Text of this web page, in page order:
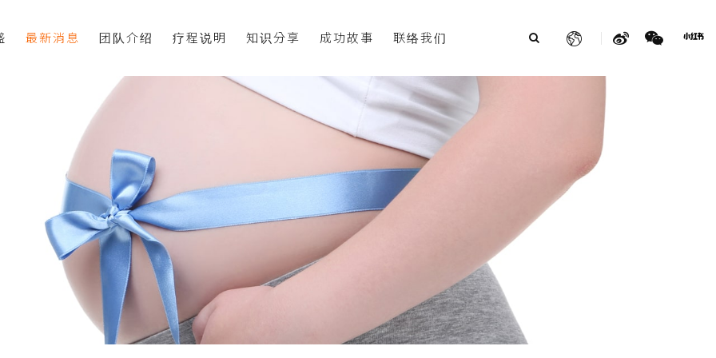
最新消息 团队介绍 疗程说明 知识分享 成功故事 联络我们